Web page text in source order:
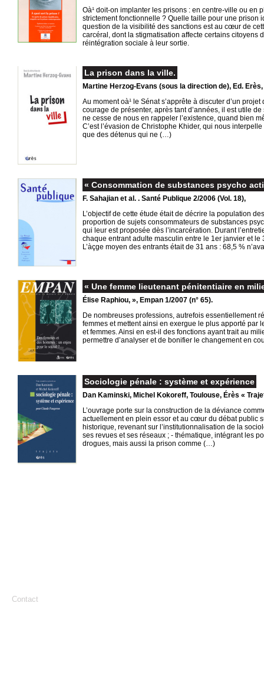
Oà¹ doit-on implanter les prisons : en centre-ville ou en
strictement fonctionnelle ? Quelle taille pour une prison
question de la visibilité des sanctions est au cœur de
carcéral, dont la stigmatisation affecte certains citoyens
réintégration sociale à leur sortie.
La prison dans la ville.
Martine Herzog-Evans (sous la direction de), Ed.
Au moment oà¹ le Sénat s’apprête à discuter d’un
courage de présenter, après tant d’années, il est utile
ne cesse de nous en rappeler l’existence, quand bien
C’est l’évasion de Christophe Khider, qui nous
que des détenus qui ne (…)
« Consommation de substances psycho
F. Sahajian et al. . Santé Publique 2/2006 (Vol. 18),
L’objectif de cette étude était de décrire la population
proportion de sujets consommateurs de substances
qui leur est proposée dès l’incarcération. Durant
chaque entrant adulte masculin entre le 1er janvier et le
L’àçge moyen des entrants était de 31 ans : 68,5 %
« Une femme lieutenant pénitentiaire en
Élise Raphiou, », Empan 1/2007 (n° 65).
De nombreuses professions, autrefois essentiellement
femmes et mettent ainsi en exergue le plus apporté par
et femmes. Ainsi en est-il des fonctions ayant trait au
permettre d’analyser et de bonifier le changement en
Sociologie pénale : système et expérience
Dan Kaminski, Michel Kokoreff, Toulouse, Érès «
L’ouvrage porte sur la construction de la déviance
actuellement en plein essor et au cœur du débat public
historique, revenant sur l’institutionnalisation de la
ses revues et ses réseaux ; - thématique, intégrant les
drogues, mais aussi la prison comme (…)
Contact